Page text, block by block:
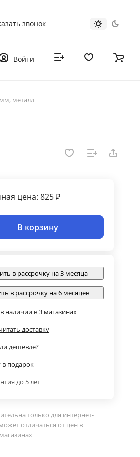
звонок
Войти
металл
цена: 825 ₽
В корзину
в рассрочку на 3 месяца
в рассрочку на 6 месяцев
наличии в 3 магазинах
доставку
дешевле?
в подарок
до 5 лет
только для интернет-
отличаться от цен в